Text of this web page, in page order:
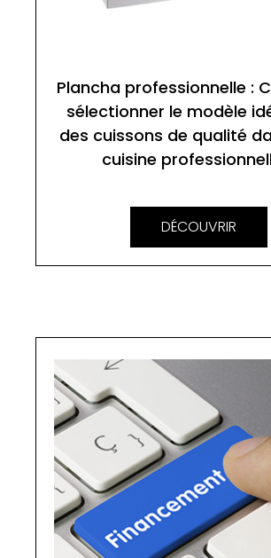
Plancha professionnelle :
sélectionner le modèle
des cuissons de qualité
cuisine
DÉCOUVRIR